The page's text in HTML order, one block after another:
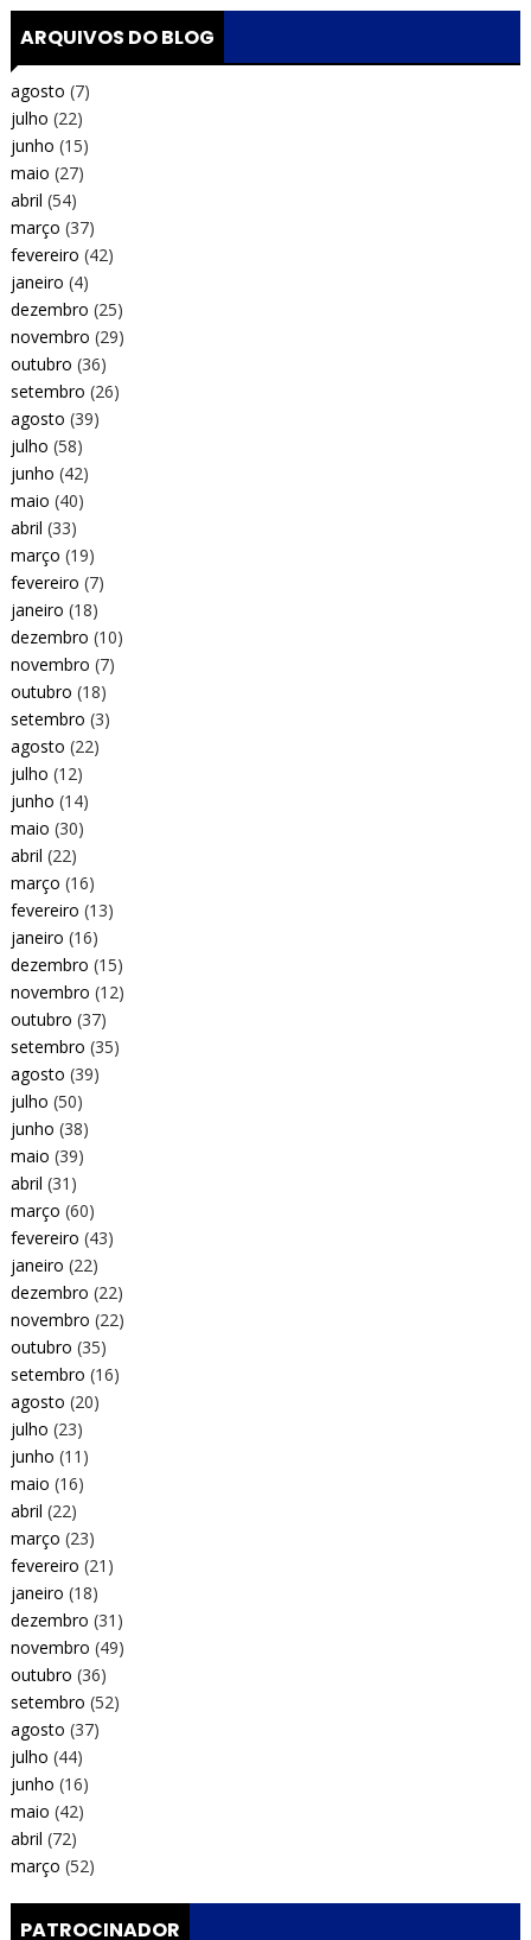
ARQUIVOS DO BLOG
agosto (7)
julho (22)
junho (15)
maio (27)
abril (54)
março (37)
fevereiro (42)
janeiro (4)
dezembro (25)
novembro (29)
outubro (36)
setembro (26)
agosto (39)
julho (58)
junho (42)
maio (40)
abril (33)
março (19)
fevereiro (7)
janeiro (18)
dezembro (10)
novembro (7)
outubro (18)
setembro (3)
agosto (22)
julho (12)
junho (14)
maio (30)
abril (22)
março (16)
fevereiro (13)
janeiro (16)
dezembro (15)
novembro (12)
outubro (37)
setembro (35)
agosto (39)
julho (50)
junho (38)
maio (39)
abril (31)
março (60)
fevereiro (43)
janeiro (22)
dezembro (22)
novembro (22)
outubro (35)
setembro (16)
agosto (20)
julho (23)
junho (11)
maio (16)
abril (22)
março (23)
fevereiro (21)
janeiro (18)
dezembro (31)
novembro (49)
outubro (36)
setembro (52)
agosto (37)
julho (44)
junho (16)
maio (42)
abril (72)
março (52)
PATROCINADOR